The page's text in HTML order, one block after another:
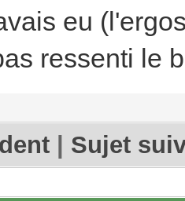
eu
ressenti le
Sujet